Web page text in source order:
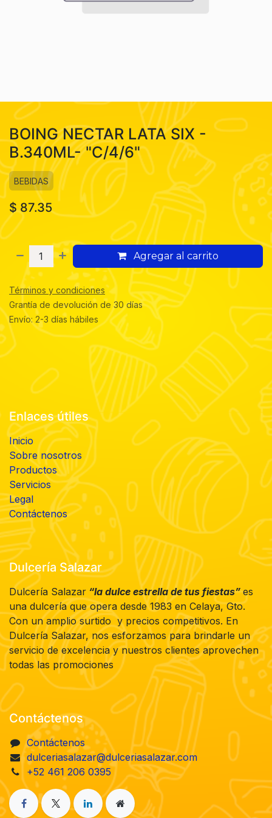
BOING NECTAR LATA SIX -
B.340ML- "C/4/6"
BEBIDAS
$87.35
Agregar al carrito
Términos y condiciones
Grantía de devolución de 30 días
Envío: 2-3 días hábiles
Enlaces útiles
Inicio
Sobre nosotros
Productos
Servicios
Legal
Contáctenos
Dulcería Salazar
Dulcería Salazar “la dulce estrella de tus fiestas”es
una dulcería que opera desde 1983 en Celaya, Gto.
Con un amplio surtido y precios competitivos. En
Dulcería Salazar, nos esforzamos para brindarle un
servicio de excelencia y nuestros clientes aprovechen
todas las promociones
Contáctenos
Contáctenos
dulceriasalazar@dulceriasalazar.com
+52 461 206 0395